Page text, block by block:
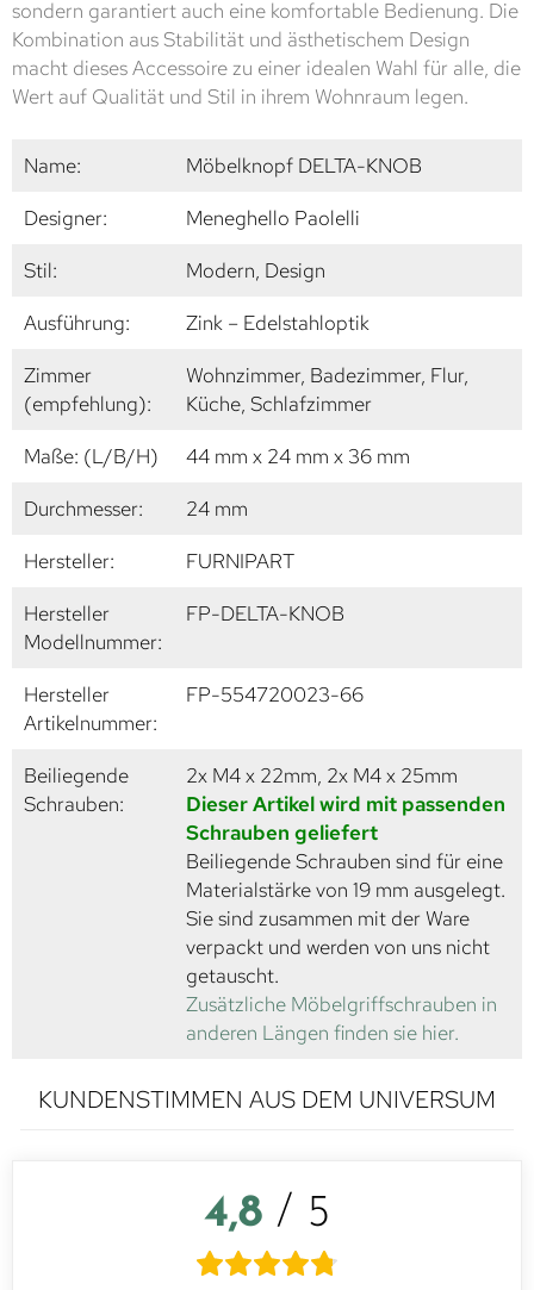
sondern garantiert auch eine komfortable Bedienung. Die
Kombination aus Stabilität und ästhetischem Design
macht dieses Accessoire zu einer idealen Wahl für alle, die
Wert auf Qualität und Stil in ihrem Wohnraum legen.
Name:
Möbelknopf DELTA-KNOB
Designer:
Meneghello Paolelli
Stil:
Modern, Design
Ausführung:
Zink – Edelstahloptik
Zimmer
(empfehlung):
Wohnzimmer, Badezimmer, Flur,
Küche, Schlafzimmer
Maße: (L/B/H)
44 mm x 24 mm x 36 mm
Durchmesser:
24 mm
Hersteller:
FURNIPART
Hersteller
Modellnummer:
FP-DELTA-KNOB
Hersteller
Artikelnummer:
FP-554720023-66
Beiliegende
Schrauben:
2x M4 x 22mm, 2x M4 x 25mm
Dieser Artikel wird mit passenden
Schrauben geliefert
Beiliegende Schrauben sind für eine
Materialstärke von 19 mm ausgelegt.
Sie sind zusammen mit der Ware
verpackt und werden von uns nicht
getauscht.
Zusätzliche Möbelgriffschrauben in
anderen Längen finden sie hier.
KUNDENSTIMMEN AUS DEM UNIVERSUM
4,8 / 5